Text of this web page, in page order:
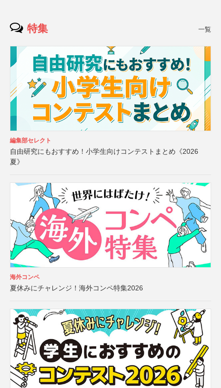
特集 一覧
編集部セレクト
自由研究にもおすすめ！小学生向けコンテストまとめ《2026
夏》
海外コンペ
夏休みにチャレンジ！海外コンペ特集2026